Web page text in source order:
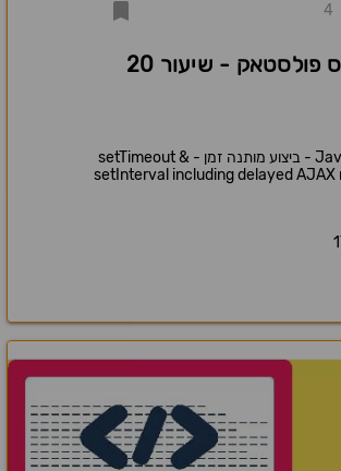
4
פולסטאק - שיעור 20
JavaScript - ביצוע מותנה זמן - setTimeout &
setInterval including delayed AJAX